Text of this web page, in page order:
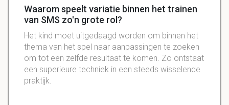
Waarom speelt variatie binnen het trainen
van SMS zo'n grote rol?
Het kind moet uitgedaagd worden om binnen het
thema van het spel naar aanpassingen te zoeken
om tot een zelfde resultaat te komen. Zo ontstaat
een superieure techniek in een steeds wisselende
praktijk.